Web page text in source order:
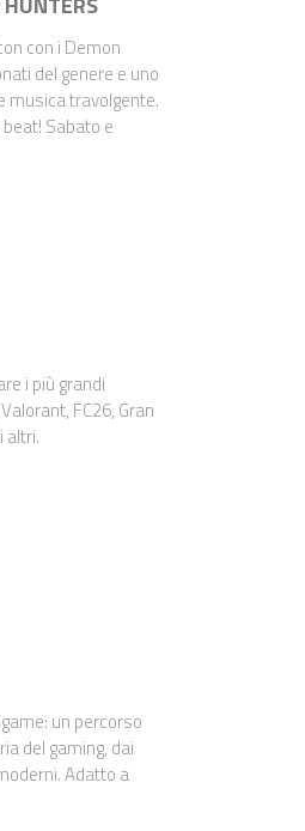
del genere e uno
musica travolgente.
Sabato e
FC26, Gran
altri.
del gaming, dai
Adatto a